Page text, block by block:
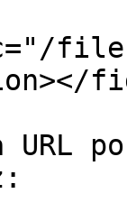
URL